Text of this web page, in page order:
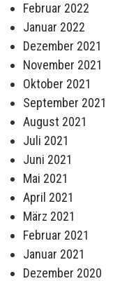
Februar 2022
Januar 2022
Dezember 2021
November 2021
Oktober 2021
September 2021
August 2021
Juli 2021
Juni 2021
Mai 2021
April 2021
März 2021
Februar 2021
Januar 2021
Dezember 2020